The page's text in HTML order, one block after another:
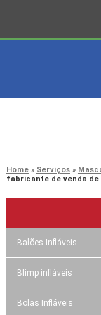
Home Serviços
fabricante de venda
Balões Infláveis
Blimp infláveis
Bolas Infláveis